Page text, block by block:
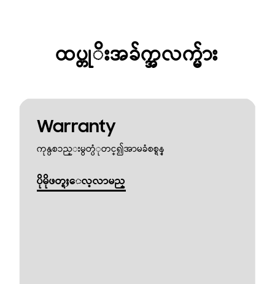
ထပ္တုိးအခ်က္အလက္မ်ား
Warranty
ကုန္ပစၥည္းမွတ္ပံုတင္၍အာမခံစစ္ရန္
ပိုမိုဖတ္ရႈေလ့လာမည္